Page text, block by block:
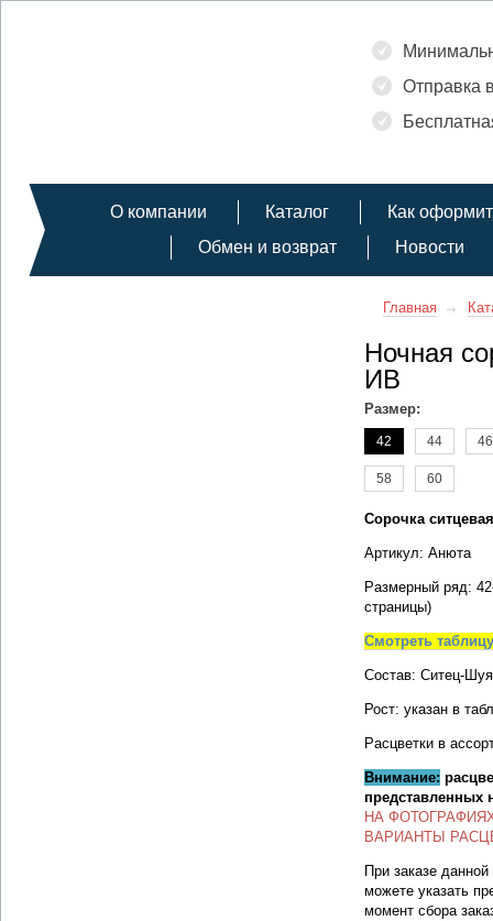
Отправка
О компании Каталог
Как
Обмен и возврат
Новости
Главная
Ночная
ИВ
Размер:
42 44 46
58 60
Сорочка
Артикул: Анюта
Размерный ряд:
страницы)
Смотреть
Состав: Ситец-Шуя
Рост: указан в
Расцветки в
Внимание:
представленных
НА
ВАРИАНТЫ
При заказе
можете указать
момент сбора